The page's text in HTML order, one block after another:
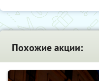
Похожие акции: